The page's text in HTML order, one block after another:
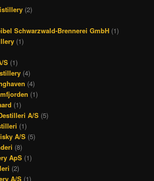
(2)
Schwarzwald-Brennerei GmbH (1)
(1)
S(1)
(4)
(4)
(1)
(1)
A/S(5)
(1)
A/S(5)
(8)
ApS(1)
(2)
A/S(1)